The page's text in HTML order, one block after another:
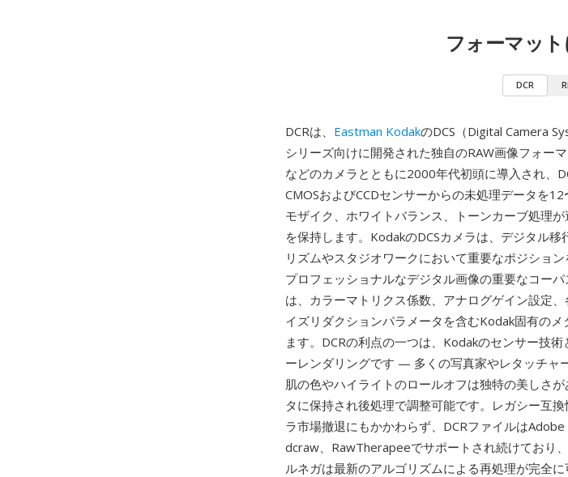
フォーマッ
DCR
DCRは、 Eastman KodakのDCS（Digital Camera
シリーズ向けに開発された独自のRAW画像フォー
などのカメラとともに2000年代初頭に導入され、
CMOSおよびCCDセンサーからの未処理データを
モザイク、ホワイトバランス、トーンカーブ処理
を保持します。KodakのDCSカメラは、デジタル
リズムやスタジオワークにおいて重要なポジショ
プロフェッショナルなデジタル画像の重要なコー
は、カラーマトリクス係数、アナログゲイン設定
イズリダクションパラメータを含むKodak固有の
ます。DCRの利点の一つは、Kodakのセンサー技
ーレンダリングです — 多くの写真家やレタッチャ
肌の色やハイライトのロールオフは独特の美しさ
タに保持され後処理で調整可能です。レガシー互
ラ市場撤退にもかかわらず、DCRファイルはAdobe
dcraw、RawTherapeeでサポートされ続けており
ルネガは最新のアルゴリズムによる再処理が完全に